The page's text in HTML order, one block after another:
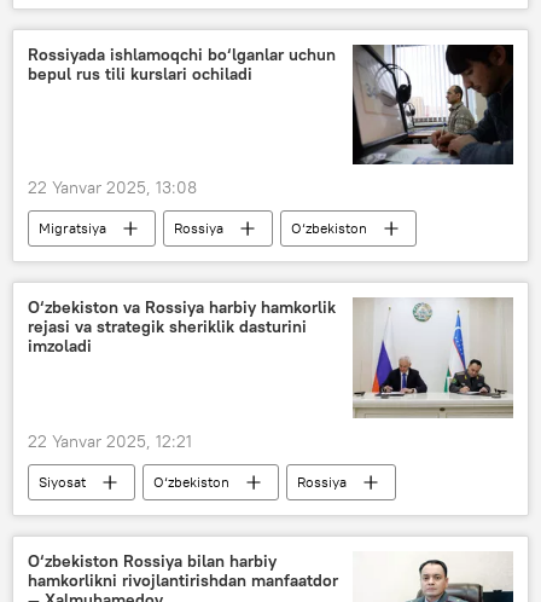
festival O‘zbekiston
Rossiyada ishlamoqchi bo‘lganlar uchun
bepul rus tili kurslari ochiladi
22 Yanvar 2025, 13:08
Migratsiya Rossiya
O‘zbekiston
rus tili
Migratsiya agentligi
O‘zbekiston va Rossiya harbiy hamkorlik
rejasi va strategik sheriklik dasturini
imzoladi
22 Yanvar 2025, 12:21
Siyosat O‘zbekiston
Rossiya
Rossiya Mudofaa vaziri
harbiy hamkorlik
Shuhrat Xalmuhamedov
Andrey Belousov
O‘zbekiston Rossiya bilan harbiy
hamkorlikni rivojlantirishdan manfaatdor